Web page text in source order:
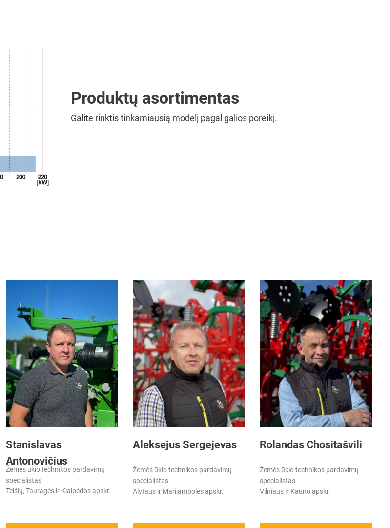
Produktų asortimentas
Galite rinktis tinkamiausią modelį pagal galios poreikį.
Stanislavas
Antonovičius
Žemės ūkio technikos pardavimų
specialistas
Telšių, Tauragės ir Klaipėdos apskr.
Aleksejus Sergejevas
Žemės ūkio technikos pardavimų
specialistas
Alytaus ir Marijampolės apskr.
Rolandas Chositašvili
Žemės ūkio technikos pardavimų
specialistas
Vilniaus ir Kauno apskr.